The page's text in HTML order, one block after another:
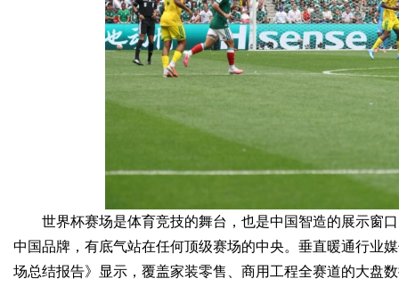
世界杯赛场是体育竞技的舞台，也是中国智造的展示窗
中国品牌，有底气站在任何顶级赛场的中央。垂直暖通行业
场总结报告》显示，覆盖家装零售、商用工程全赛道的大盘